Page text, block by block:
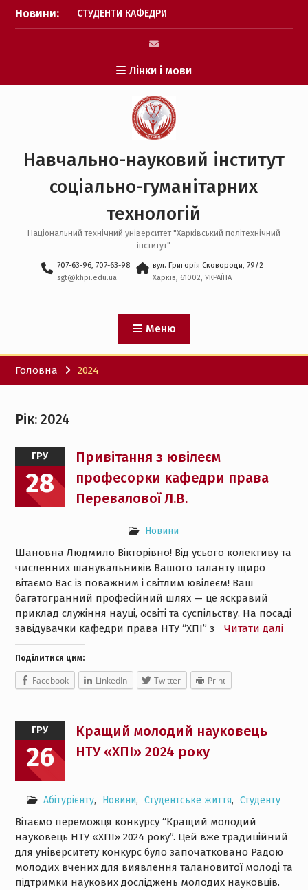
Перейти
Новини:
ПРИСВЯЧЕНИХ 30-ТІЙ
РІЧНИЦІ З ДНЯ УХВАЛЕННЯ
КОНСТИТУЦІЇ УКРАЇНИ
Викладач кафедри
фізичного виховання
здобуває три золоті
медалі на Чемпіонаті
Світу з гирьового спорту!
ППУСС НА
mail
Лінки і мови
Навчально-науковий інститут
соціально-гуманітарних
технологій
Національний технічний університет "Харківський політехнічний
інститут"
707-63-96, 707-63-98
sgt@khpi.edu.ua
вул. Григорія Сковороди, 79/2
Харків, 61002, УКРАЇНА
Меню
Головна 2024
Рік: 2024
ГРУ
28
Привітання з ювілеєм
професорки кафедри права
Перевалової Л.В.
Новини
Шановна Людмило Вікторівно! Від усього колективу та
численних шанувальників Вашого таланту щиро
вітаємо Вас із поважним і світлим ювілеєм! Ваш
багатогранний професійний шлях — це яскравий
приклад служіння науці, освіті та суспільству. На посаді
завідувачки кафедри права НТУ “ХПІ” з
Читати далі
Поділитися цим:
Facebook LinkedIn Twitter Print
ГРУ
26
Кращий молодий науковець
НТУ «ХПІ» 2024 року
Абітурієнту, Новини, Студентське життя, Студенту
Вітаємо переможця конкурсу “Кращий молодий
науковець НТУ «ХПІ» 2024 року”. Цей вже традиційний
для університету конкурс було започатковано Радою
молодих вчених для виявлення талановитої молоді та
підтримки наукових досліджень молодих науковців.